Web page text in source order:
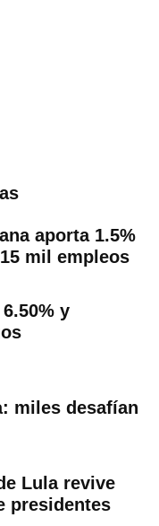
aporta 1.5%
mil empleos
y
miles desafían
Lula revive
presidentes